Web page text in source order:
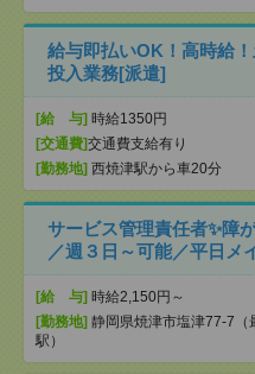
給与即払いOK！高時給
投入業務[派遣]
[給 与] 時給1350円
[交通費]交通費支給有り
[勤務地] 西焼津駅から車20分
サービス管理責任者✨障
／週３日～可能／平日メ
[給 与] 時給2,150円～
[勤務地] 静岡県焼津市塩津77-7（
駅）